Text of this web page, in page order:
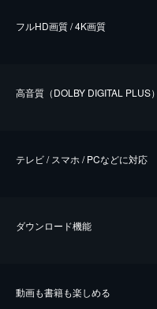
フルHD画質 / 4K画質
⾼⾳質（DOLBY DIGITAL PLUS）
テレビ / スマホ / PCなどに対応
ダウンロード機能
動画も書籍も楽しめる